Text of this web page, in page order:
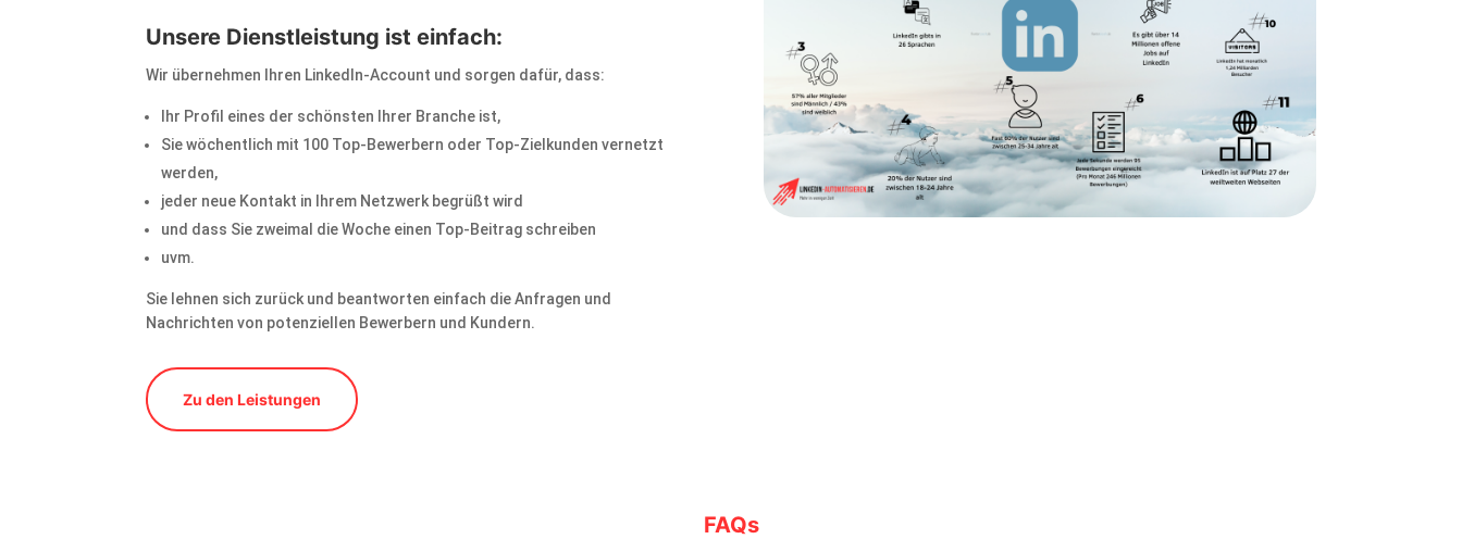
Unsere Dienstleistung ist einfach:
Wir übernehmen Ihren LinkedIn-Account und sorgen dafür, dass:
Ihr Profil eines der schönsten Ihrer Branche ist,
Sie wöchentlich mit 100 Top-Bewerbern oder Top-Zielkunden vernetzt
werden,
jeder neue Kontakt in Ihrem Netzwerk begrüßt wird
und dass Sie zweimal die Woche einen Top-Beitrag schreiben
uvm.
Sie lehnen sich zurück und beantworten einfach die Anfragen und
Nachrichten von potenziellen Bewerbern und Kundern.
Zu den Leistungen
FAQs